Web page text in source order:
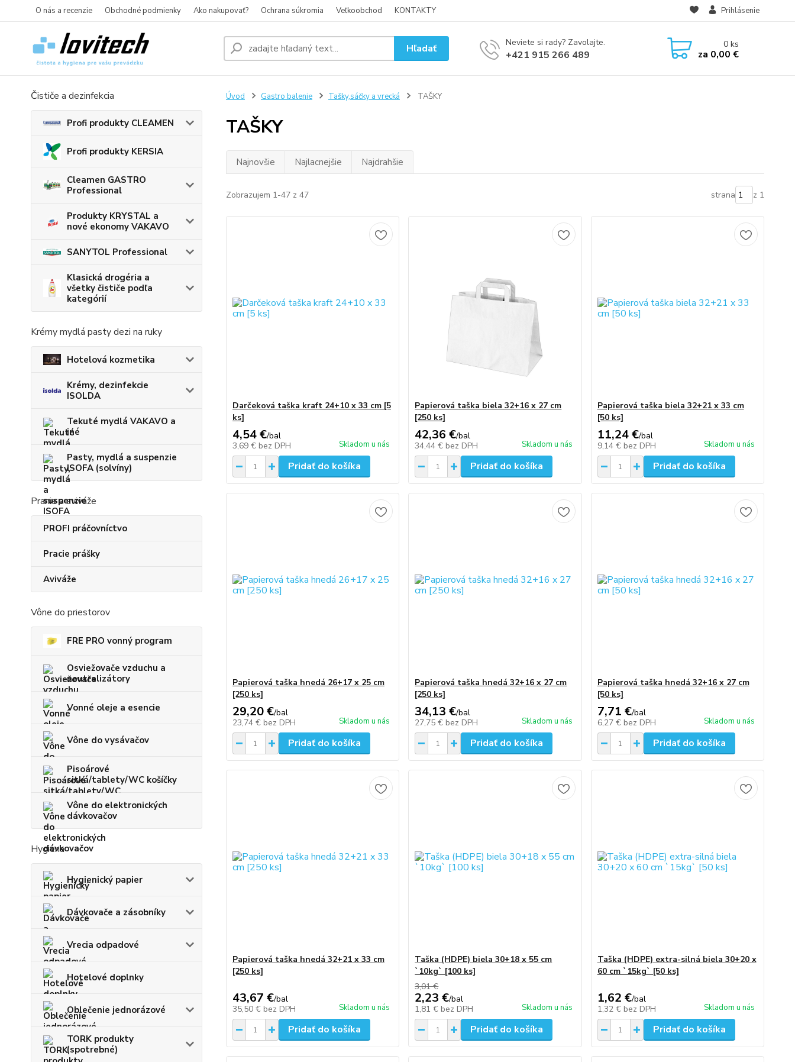
O nás a recenzie Obchodné podmienky Ako nakupovať? Ochrana súkromia Veľkoobchod KONTAKTY Prihlásenie
Hľadať Neviete si rady? Zavolajte.
+421 915 266 489
0ks
za 0,00 €
Čističe a dezinfekcia
Profi produkty CLEAMEN
Profi produkty KERSIA
Cleamen GASTRO
Professional
Produkty KRYSTAL a
nové ekonomy VAKAVO
SANYTOL Professional
Klasická drogéria a
všetky čističe podľa
kategórií
Krémy mydlá pasty dezi na ruky
Hotelová kozmetika
Krémy, dezinfekcie
ISOLDA
Tekuté mydlá VAKAVO a
iné
Pasty, mydlá a suspenzie
ISOFA (solvíny)
Pranie a aviváže
PROFI práčovníctvo
Pracie prášky
Aviváže
Vône do priestorov
FRE PRO vonný program
Osviežovače vzduchu a
neutralizátory
Vonné oleje a esencie
Vône do vysávačov
Pisoárové
sitká/tablety/WC košíčky
Vône do elektronických
dávkovačov
Hygiena
Hygienický papier
Dávkovače a zásobníky
Vrecia odpadové
Hotelové doplnky
Oblečenie jednorázové
TORK produkty
(spotrebné)
Úvod Gastro balenie Tašky,sáčky a vrecká TAŠKY
TAŠKY
Najnovšie Najlacnejšie Najdrahšie
Zobrazujem 1-47 z 47 strana z 1
Darčeková taška kraft 24+10 x 33 cm [5
ks]
4,54 €/bal
3,69 € bez DPH Skladom u nás
Pridať do košíka
Papierová taška biela 32+16 x 27 cm
[250 ks]
42,36 €/bal
34,44 € bez DPH Skladom u nás
Pridať do košíka
Papierová taška biela 32+21 x 33 cm
[50 ks]
11,24 €/bal
9,14 € bez DPH Skladom u nás
Pridať do košíka
Papierová taška hnedá 26+17 x 25 cm
[250 ks]
29,20 €/bal
23,74 € bez DPH Skladom u nás
Pridať do košíka
Papierová taška hnedá 32+16 x 27 cm
[250 ks]
34,13 €/bal
27,75 € bez DPH Skladom u nás
Pridať do košíka
Papierová taška hnedá 32+16 x 27 cm
[50 ks]
7,71 €/bal
6,27 € bez DPH Skladom u nás
Pridať do košíka
Papierová taška hnedá 32+21 x 33 cm
[250 ks]
43,67 €/bal
35,50 € bez DPH Skladom u nás
Pridať do košíka
Taška (HDPE) biela 30+18 x 55 cm
`10kg` [100 ks]
3,01 €
2,23 €/bal
1,81 € bez DPH Skladom u nás
Pridať do košíka
Taška (HDPE) extra-silná biela 30+20 x
60 cm `15kg` [50 ks]
1,62 €/bal
1,32 € bez DPH Skladom u nás
Pridať do košíka